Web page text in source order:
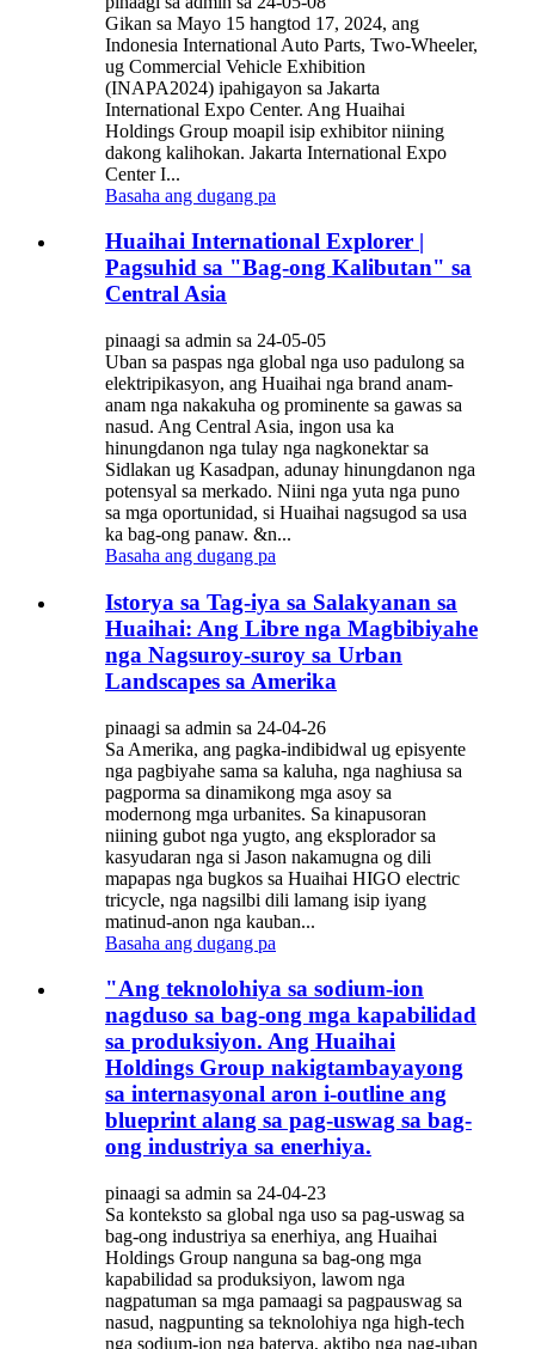
Gikan sa Mayo 15 hangtod 17, 2024, ang
Indonesia International Auto Parts, Two-Wheeler,
ug Commercial Vehicle Exhibition
(INAPA2024) ipahigayon sa Jakarta
International Expo Center. Ang Huaihai
Holdings Group moapil isip exhibitor niining
dakong kalihokan. Jakarta International Expo
Center I...
Basaha ang dugang pa
Huaihai International Explorer |
Pagsuhid sa "Bag-ong Kalibutan" sa
Central Asia
pinaagi sa admin sa 24-05-05
Uban sa paspas nga global nga uso padulong sa
elektripikasyon, ang Huaihai nga brand anam-
anam nga nakakuha og prominente sa gawas sa
nasud. Ang Central Asia, ingon usa ka
hinungdanon nga tulay nga nagkonektar sa
Sidlakan ug Kasadpan, adunay hinungdanon nga
potensyal sa merkado. Niini nga yuta nga puno
sa mga oportunidad, si Huaihai nagsugod sa usa
ka bag-ong panaw. &n...
Basaha ang dugang pa
Istorya sa Tag-iya sa Salakyanan sa
Huaihai: Ang Libre nga Magbibiyahe
nga Nagsuroy-suroy sa Urban
Landscapes sa Amerika
pinaagi sa admin sa 24-04-26
Sa Amerika, ang pagka-indibidwal ug episyente
nga pagbiyahe sama sa kaluha, nga naghiusa sa
pagporma sa dinamikong mga asoy sa
modernong mga urbanites. Sa kinapusoran
niining gubot nga yugto, ang eksplorador sa
kasyudaran nga si Jason nakamugna og dili
mapapas nga bugkos sa Huaihai HIGO electric
tricycle, nga nagsilbi dili lamang isip iyang
matinud-anon nga kauban...
Basaha ang dugang pa
"Ang teknolohiya sa sodium-ion
nagduso sa bag-ong mga kapabilidad
sa produksiyon. Ang Huaihai
Holdings Group nakigtambayayong
sa internasyonal aron i-outline ang
blueprint alang sa pag-uswag sa bag-
ong industriya sa enerhiya.
pinaagi sa admin sa 24-04-23
Sa konteksto sa global nga uso sa pag-uswag sa
bag-ong industriya sa enerhiya, ang Huaihai
Holdings Group nanguna sa bag-ong mga
kapabilidad sa produksiyon, lawom nga
nagpatuman sa mga pamaagi sa pagpauswag sa
nasud, nagpunting sa teknolohiya nga high-tech
nga sodium-ion nga baterya, aktibo nga nag-uban